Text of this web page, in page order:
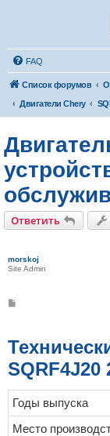
FAQ
Список форумов
Двигатели Chery
Ответить
morskoj
Site Admin
щ
е
и
е
SQRF4J20
Годы выпуска
Место